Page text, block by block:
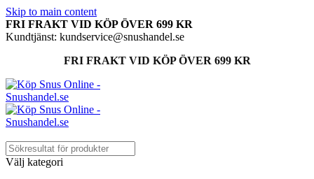
Skip to main content
FRI FRAKT VID KÖP ÖVER 699 KR
Kundtjänst: kundservice@snushandel.se
FRI FRAKT VID KÖP ÖVER 699 KR
Välj kategori